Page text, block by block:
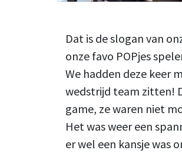
Dat is de slogan van
onze favo POPjes
We hadden deze keer
wedstrijd team zitten!
game, ze waren niet
Het was weer een
er wel een kansje was